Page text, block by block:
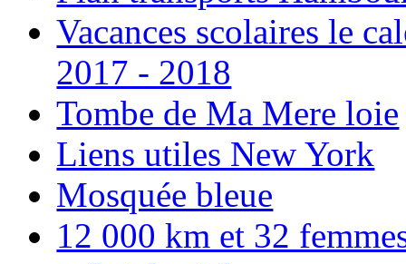
Vacances scolaires le
2017 - 2018
Tombe de Ma Mere loie
Liens utiles New York
Mosquée bleue
12 000 km et 32